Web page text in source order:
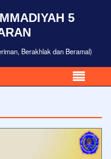
5
Berakhlak dan Beramal)